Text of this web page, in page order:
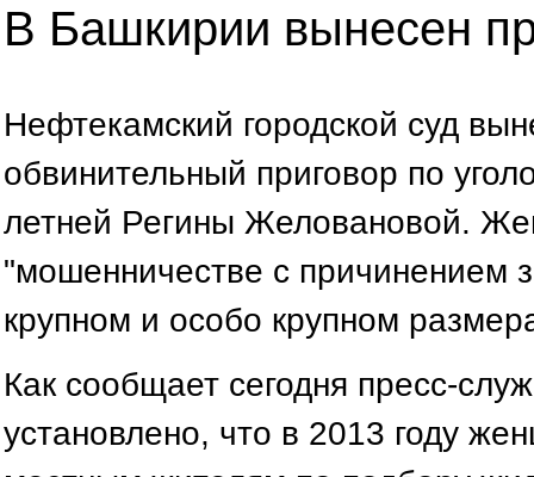
В Башкирии вынесен
Нефтекамский городской суд
обвинительный приговор по
летней Регины Желовановой.
"мошенничестве с причинением
крупном и особо крупном
Как сообщает сегодня пресс-
установлено, что в 2013 году